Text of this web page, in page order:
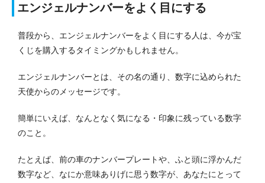
エンジェルナンバーをよく目にする
普段から、エンジェルナンバーをよく目にする人は、今が宝
くじを購入するタイミングかもしれません。
エンジェルナンバーとは、その名の通り、数字に込められた
天使からのメッセージです。
簡単にいえば、なんとなく気になる・印象に残っている数字
のこと。
たとえば、前の車のナンバープレートや、ふと頭に浮かんだ
数字など、なにか意味ありげに思う数字が、あなたにとって